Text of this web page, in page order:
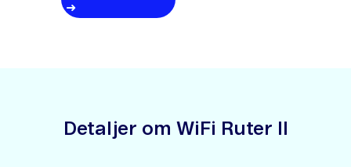
➜
Detaljer om WiFi Ruter II